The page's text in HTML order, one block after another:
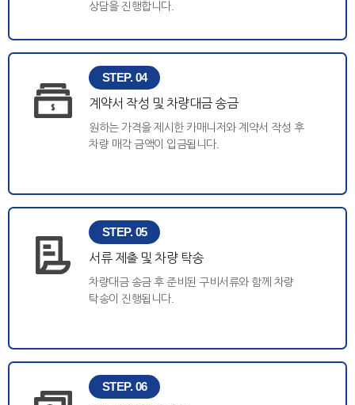
상담을 진행합니다.
STEP. 04
계약서 작성 및 차량대금 송금
원하는 가격을 제시한 카매니저와 계약서 작성 후
차량 매각 금액이 입금됩니다.
STEP. 05
서류 제출 및 차량 탁송
차량대금 송금 후 준비된 구비서류와 함께 차량
탁송이 진행됩니다.
STEP. 06